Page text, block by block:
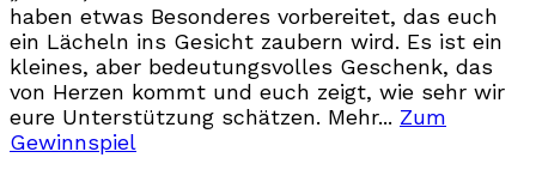
haben etwas Besonderes vorbereitet, das euch
ein Lächeln ins Gesicht zaubern wird. Es ist ein
kleines, aber bedeutungsvolles Geschenk, das
von Herzen kommt und euch zeigt, wie sehr wir
eure Unterstützung schätzen. Mehr... Zum
Gewinnspiel